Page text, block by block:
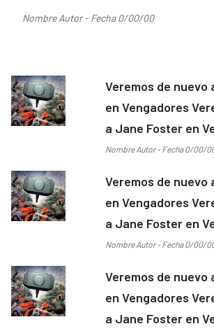
Nombre Autor - Fecha 0/00/00
Veremos de nuevo
en Vengadores
a Jane Foster en
Nombre Autor - Fecha 0/00/
Veremos de nuevo
en Vengadores
a Jane Foster en
Nombre Autor - Fecha 0/00/
Veremos de nuevo
en Vengadores
a Jane Foster en